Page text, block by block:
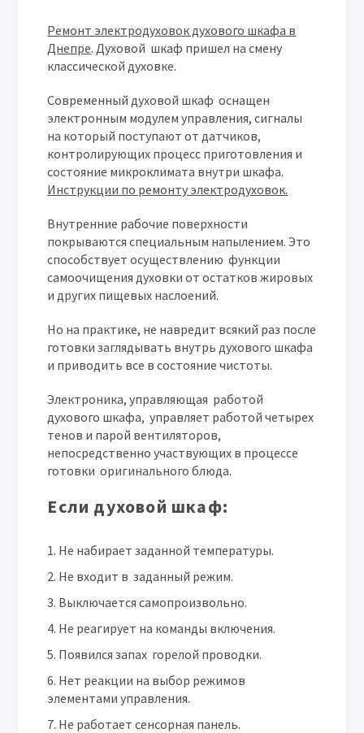
Ремонт электродуховок духового шкафа в
Днепре. Духовой шкаф пришел на смену
классической духовке.
Современный духовой шкаф оснащен
электронным модулем управления, сигналы
на который поступают от датчиков,
контролирующих процесс приготовления и
состояние микроклимата внутри шкафа.
Инструкции по ремонту электродуховок.
Внутренние рабочие поверхности
покрываются специальным напылением. Это
способствует осуществлению функции
самоочищения духовки от остатков жировых
и других пищевых наслоений.
Но на практике, не навредит всякий раз после
готовки заглядывать внутрь духового шкафа
и приводить все в состояние чистоты.
Электроника, управляющая работой
духового шкафа, управляет работой четырех
тенов и парой вентиляторов,
непосредственно участвующих в процессе
готовки оригинального блюда.
Если духовой шкаф:
Не набирает заданной температуры.
Не входит в заданный режим.
Выключается самопроизвольно.
Не реагирует на команды включения.
Появился запах горелой проводки.
Нет реакции на выбор режимов
элементами управления.
Не работает сенсорная панель.